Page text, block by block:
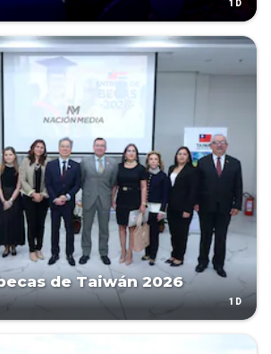
1D
de Taiwán 2026
1D